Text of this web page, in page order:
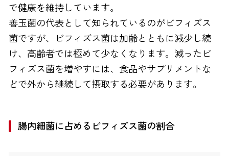
で健康を維持しています。
善玉菌の代表として知られているのがビフィズス
菌ですが、ビフィズス菌は加齢とともに減少し続
け、高齢者では極めて少なくなります。減ったビ
フィズス菌を増やすには、食品やサプリメントな
どで外から継続して摂取する必要があります。
腸内細菌に占めるビフィズス菌の割合